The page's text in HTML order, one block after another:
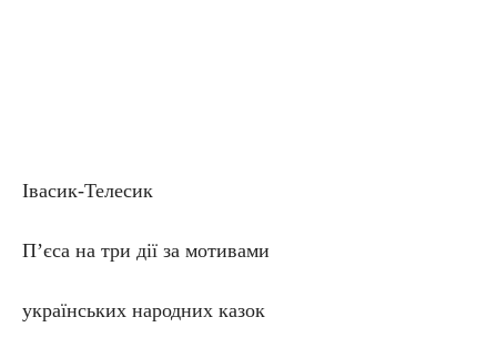
Івасик-Телесик
П’єса на три дії за мотивами
українських народних казок